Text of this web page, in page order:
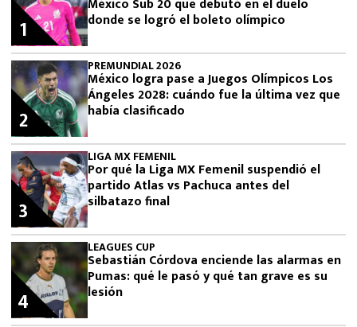
donde se logró el boleto olímpico
1
PREMUNDIAL 2026
México logra pase a Juegos Olímpicos Los
Ángeles 2028: cuándo fue la última vez que
había clasificado
2
LIGA MX FEMENIL
Por qué la Liga MX Femenil suspendió el
partido Atlas vs Pachuca antes del
silbatazo final
3
LEAGUES CUP
Sebastián Córdova enciende las alarmas en
Pumas: qué le pasó y qué tan grave es su
lesión
4